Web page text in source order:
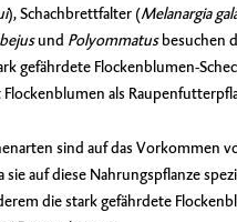
), Schachbrettfalter (Melanargia
und Polyommatusbesuchen
gefährdete Flockenblumen-
als
sind auf das Vorkommen
sie auf diese Nahrungspflanze
die stark gefährdete